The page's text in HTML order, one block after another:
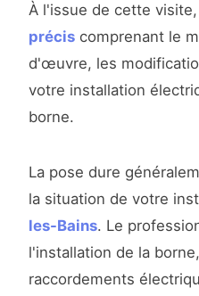
À l'issue de cette
précis comprenant le
d'œuvre, les
votre installation
borne.
La pose dure
la situation de votre
les-Bains. Le
l'installation de la
raccordements